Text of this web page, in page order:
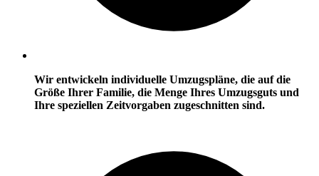
Wir entwickeln individuelle Umzugspläne, die auf die
Größe Ihrer Familie, die Menge Ihres Umzugsguts und
Ihre speziellen Zeitvorgaben zugeschnitten sind.